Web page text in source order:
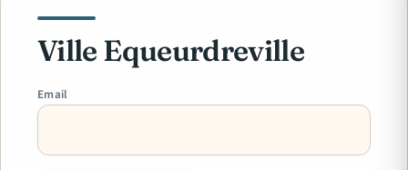
Ville Equeurdreville
Email